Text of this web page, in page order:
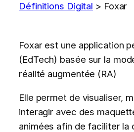
Définitions Digital > Foxar
Foxar est une application
(EdTech) basée sur la
réalité augmentée (RA)
Elle permet de visualiser,
interagir avec des
animées afin de faciliter la